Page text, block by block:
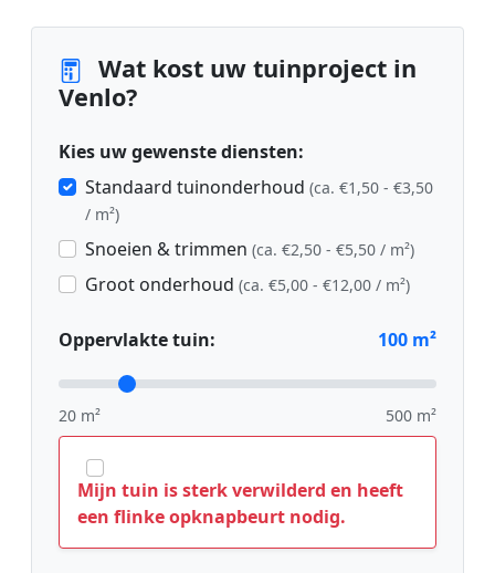
Wat kost uw tuinproject in
Venlo?
Kies uw gewenste diensten:
Standaard tuinonderhoud (ca. €1,50 - €3,50
/ m²)
Snoeien & trimmen (ca. €2,50 - €5,50 / m²)
Groot onderhoud (ca. €5,00 - €12,00 / m²)
Oppervlakte tuin: 100 m²
20 m² 500 m²
Mijn tuin is sterk verwilderd en heeft
een flinke opknapbeurt nodig.